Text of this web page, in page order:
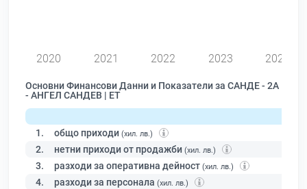
2020 2021 2022 2023 2024
Основни Финансови Данни и Показатели за САНДЕ - 2А
- АНГЕЛ САНДЕВ | ЕТ
1. общо приходи (хил. лв.)
2. нетни приходи от продажби (хил. лв.)
3. разходи за оперативна дейност (хил. лв.)
4. разходи за персонала (хил. лв.)